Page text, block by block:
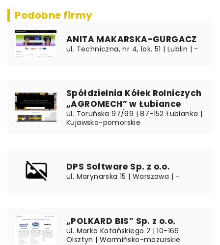
Podobne firmy
ANITA MAKARSKA-GURGACZ
ul. Techniczna, nr 4, lok. 51 | Lublin | -
Spółdzielnia Kółek Rolniczych
„AGROMECH” w Łubiance
ul. Toruńska 97/99 | 87-152 Łubianka |
Kujawsko-pomorskie
DPS Software Sp. z o.o.
ul. Marynarska 15 | Warszawa | -
„POLKARD BIS” Sp. z o.o.
ul. Marka Kotańskiego 2 | 10-166
Olsztyn | Warmińsko-mazurskie